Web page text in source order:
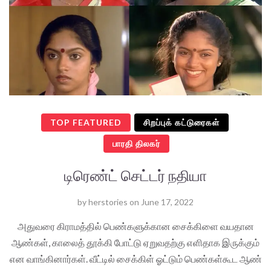
TOP FEATURED சிறப்புக் கட்டுரைகள்
பாரதி திலகர்
டிரெண்ட் செட்டர் நதியா
byherstories on June 17, 2022
அதுவரை கிராமத்தில் பெண்களுக்கான சைக்கிளை வயதான
ஆண்கள், காலைத் தூக்கி போட்டு ஏறுவதற்கு எளிதாக இருக்கும்
என வாங்கினார்கள். வீட்டில் சைக்கிள் ஓட்டும் பெண்கள்கூட ஆண்